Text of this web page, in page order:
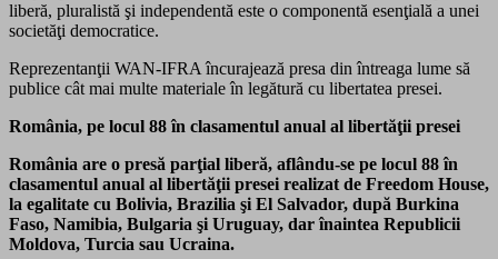
liberă, pluralistă şi independentă este o componentă esenţială a unei
societăţi democratice.
Reprezentanţii WAN-IFRA încurajează presa din întreaga lume să
publice cât mai multe materiale în legătură cu libertatea presei.
România, pe locul 88 în clasamentul anual al libertăţii presei
România are o presă parţial liberă, aflându-se pe locul 88 în
clasamentul anual al libertăţii presei realizat de Freedom House,
la egalitate cu Bolivia, Brazilia şi El Salvador, după Burkina
Faso, Namibia, Bulgaria şi Uruguay, dar înaintea Republicii
Moldova, Turcia sau Ucraina.